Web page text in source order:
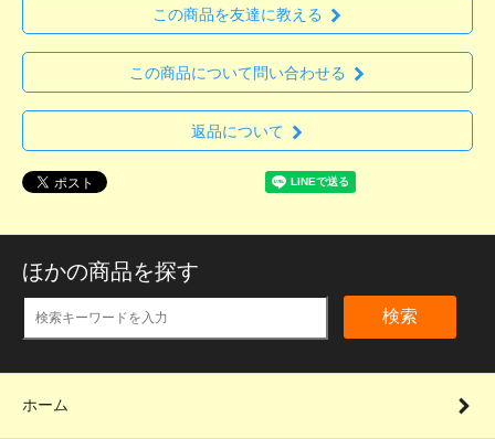
この商品を友達に教える
この商品について問い合わせる
返品について
ほかの商品を探す
検索
ホーム